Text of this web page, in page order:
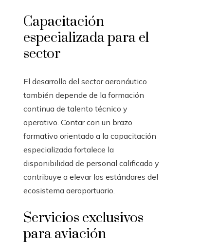
Capacitación
especializada para el
sector
El desarrollo del sector aeronáutico
también depende de la formación
continua de talento técnico y
operativo. Contar con un brazo
formativo orientado a la capacitación
especializada fortalece la
disponibilidad de personal calificado y
contribuye a elevar los estándares del
ecosistema aeroportuario.
Servicios exclusivos
para aviación